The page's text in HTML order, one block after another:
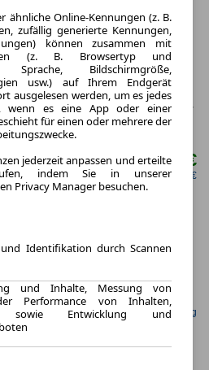
35 TFSI LED Kamera
ab mtl.290,00 €
netto mtl. 243,70 €
Kilometerstand
Kraftstoff
Gefunden auf Null Leasing
ähnliche Online-Kennungen (z. B.
zufällig generierte Kennungen,
können zusammen mit
(z. B. Browsertyp und
Sprache, Bildschirmgröße,
usw.) auf Ihrem Endgerät
ausgelesen werden, um es jedes
wenn es eine App oder einer
für einen oder mehrere der
jederzeit anpassen und erteilte
indem Sie in unserer
Privacy Manager besuchen.
Identifikation durch Scannen
und Inhalte, Messung von
Performance von Inhalten,
sowie Entwicklung und